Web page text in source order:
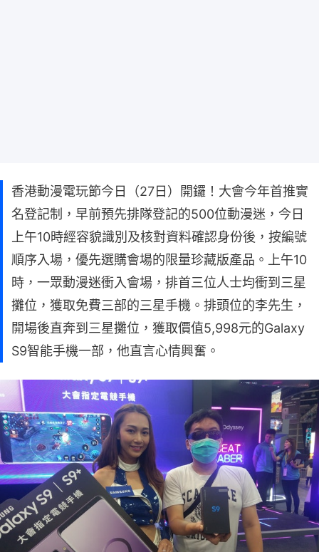
香港動漫電玩節今日（27日）開鑼！大會今年首推實
名登記制，早前預先排隊登記的500位動漫迷，今日
上午10時經容貌識別及核對資料確認身份後，按編號
順序入場，優先選購會場的限量珍藏版產品。上午10
時，一眾動漫迷衝入會場，排首三位人士均衝到三星
攤位，獲取免費三部的三星手機。排頭位的李先生，
開場後直奔到三星攤位，獲取價值5,998元的Galaxy
S9智能手機一部，他直言心情興奮。